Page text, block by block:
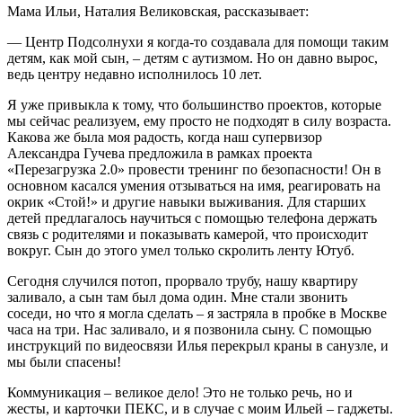
Мама Ильи, Наталия Великовская, рассказывает:
— Центр Подсолнухи я когда-то создавала для помощи таким
детям, как мой сын, – детям с аутизмом. Но он давно вырос,
ведь центру недавно исполнилось 10 лет.
Я уже привыкла к тому, что большинство проектов, которые
мы сейчас реализуем, ему просто не подходят в силу возраста.
Какова же была моя радость, когда наш супервизор
Александра Гучева предложила в рамках проекта
«Перезагрузка 2.0» провести тренинг по безопасности! Он в
основном касался умения отзываться на имя, реагировать на
окрик «Стой!» и другие навыки выживания. Для старших
детей предлагалось научиться с помощью телефона держать
связь с родителями и показывать камерой, что происходит
вокруг. Сын до этого умел только скролить ленту Ютуб.
Сегодня случился потоп, прорвало трубу, нашу квартиру
заливало, а сын там был дома один. Мне стали звонить
соседи, но что я могла сделать – я застряла в пробке в Москве
часа на три. Нас заливало, и я позвонила сыну. С помощью
инструкций по видеосвязи Илья перекрыл краны в санузле, и
мы были спасены!
Коммуникация – великое дело! Это не только речь, но и
жесты, и карточки ПЕКС, и в случае с моим Ильей – гаджеты.